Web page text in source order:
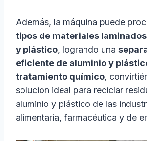
Además, la máquina puede
tipos de materiales
y plástico, logrando una
eficiente de aluminio y
tratamiento químico,
solución ideal para reciclar
aluminio y plástico de las
alimentaria, farmacéutica y de